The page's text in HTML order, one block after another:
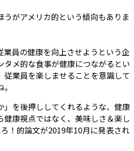
うがアメリカ的という傾向もありま
業員の健康を向上させようという企
タメ的な食事が健康につながるとい
従業員を楽しませることを意識して
」を後押ししてくれるような、健康
健康視点ではなく、美味しさ＆楽し
！的論文が2019年10月に発表され